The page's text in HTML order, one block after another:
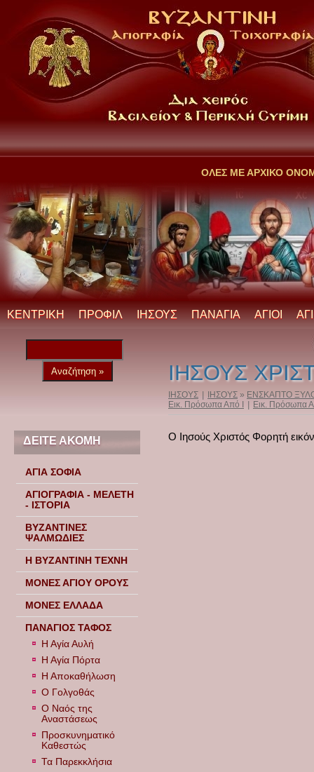
ΟΛΕΣ ΜΕ ΑΡΧΙΚΟ
ΚΕΝΤΡΙΚΗ ΠΡΟΦΙΛ ΙΗΣΟΥΣ ΠΑΝΑΓΙΑ ΑΓΙΟΙ
ΔΕΙΤΕ ΑΚΟΜΗ
ΑΓΙΑ ΣΟΦΙΑ
ΑΓΙΟΓΡΑΦΙΑ - ΜΕΛΕΤΗ
- ΙΣΤΟΡΙΑ
ΒΥΖΑΝΤΙΝΕΣ
ΨΑΛΜΩΔΙΕΣ
Η ΒΥΖΑΝΤΙΝΗ ΤΕΧΝΗ
ΜΟΝΕΣ ΑΓΙΟΥ ΟΡΟΥΣ
ΜΟΝΕΣ ΕΛΛΑΔΑ
ΠΑΝΑΓΙΟΣ ΤΑΦΟΣ
Η Αγία Αυλή
Η Αγία Πόρτα
Η Αποκαθήλωση
Ο Γολγοθάς
Ο Ναός της
Αναστάσεως
Προσκυνηματικό
Καθεστώς
Τα Παρεκκλήσια
ΙΗΣΟΥΣ
ΙΗΣΟΥΣ ΙΗΣΟΥΣ » ΕΝΣΚΑΠΤΟ
Εικ. Πρόσωπα Από Ι
Εικ. Πρόσωπα
Ο Ιησούς Χριστός Φορητή